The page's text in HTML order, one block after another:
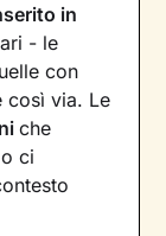
in
- le
con
così via. Le
che
ci